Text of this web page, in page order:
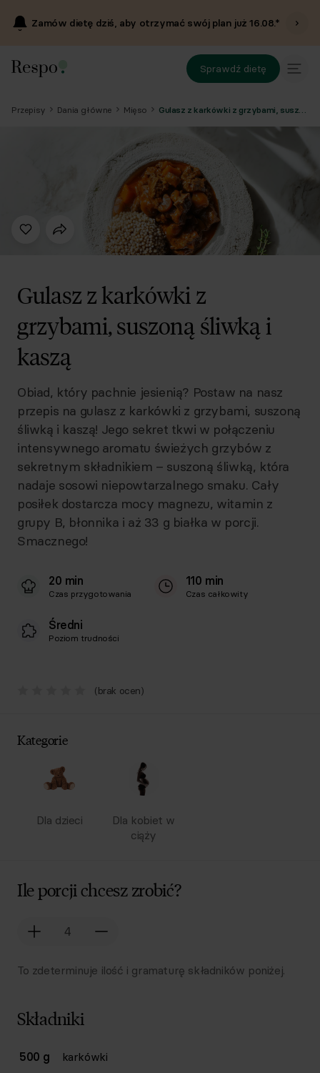
Zamów dietę dziś, aby otrzymać swój plan już16.08.*
Sprawdź dietę
Przepisy Dania główne Mięso
Gulasz z karkówki z
grzybami, suszoną śliwką i
kaszą
Obiad, który pachnie jesienią? Postaw na nasz
przepis na gulasz z karkówki z grzybami, suszoną
śliwką i kaszą! Jego sekret tkwi w połączeniu
intensywnego aromatu świeżych grzybów z
sekretnym składnikiem – suszoną śliwką, która
nadaje sosowi niepowtarzalnego smaku. Cały
posiłek dostarcza mocy magnezu, witamin z
grupy B, błonnika i aż 33 g białka w porcji.
Smacznego!
20 min
Czas przygotowania
110 min
Czas całkowity
Średni
Poziom trudności
(brak ocen)
Kategorie
Dla dzieci
Dla kobiet w
ciąży
Ile porcji chcesz zrobić?
To zdeterminuje ilość i gramaturę składników poniżej.
Składniki
Lista składników przepisu z ilościami i wagami
Ilość Składnik
500 g
karkówki